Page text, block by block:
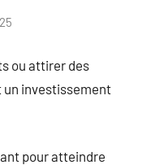
ou attirer des
un investissement
pour atteindre